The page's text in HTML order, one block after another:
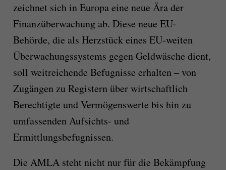
zeichnet sich in Europa eine neue Ära der
Finanzüberwachung ab. Diese neue EU-
Behörde, die als Herzstück eines EU-weiten
Überwachungssystems gegen Geldwäsche dient,
soll weitreichende Befugnisse erhalten – von
Zugängen zu Registern über wirtschaftlich
Berechtigte und Vermögenswerte bis hin zu
umfassenden Aufsichts- und
Ermittlungsbefugnissen.
Die AMLA steht nicht nur für die Bekämpfung